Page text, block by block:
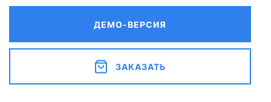
ДЕМО-ВЕРСИЯ
ЗАКАЗАТЬ